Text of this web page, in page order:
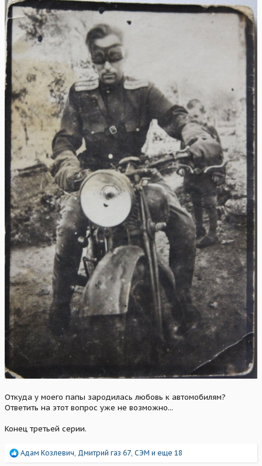
Откуда у моего папы зародилась любовь к автомобилям?
Ответить на этот вопрос уже не возможно...
Конец третьей серии.
Р
Адам Козлевич, Дмитрий газ 67, СЭМ и еще 18